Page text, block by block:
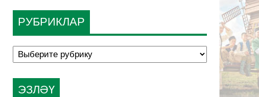
РУБРИКЛАР
ЭЗЛӘҮ